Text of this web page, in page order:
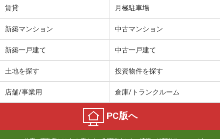
賃貸 月極駐車場
新築マンション 中古マンション
新築一戸建て 中古一戸建て
土地を探す 投資物件を探す
店舗/事業用 倉庫/トランクルーム
PC版へ